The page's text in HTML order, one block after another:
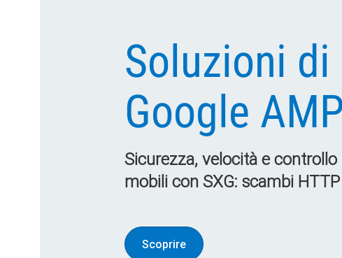
Soluzioni
Google AMP
Sicurezza, velocità e
mobili con SXG: scambi
Scoprire